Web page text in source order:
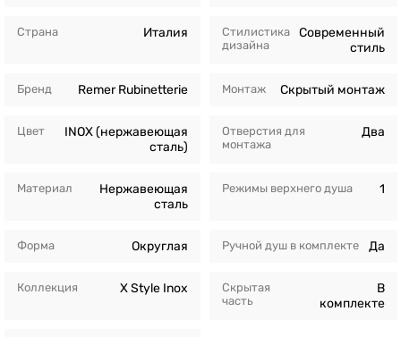
Страна Италия
Бренд Remer Rubinetterie
Цвет
INOX (нержавеющая
сталь)
Материал
Нержавеющая
сталь
Форма Округлая
Коллекция X Style Inox
Стилистика
дизайна
Современный
стиль
Монтаж Скрытый монтаж
Отверстия для
монтажа
Два
Режимы верхнего душа 1
Ручной душ в комплекте Да
Скрытая
часть
В
комплекте